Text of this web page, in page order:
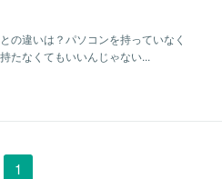
の違いは？パソコンを持っていなく
たなくてもいいんじゃない...
1